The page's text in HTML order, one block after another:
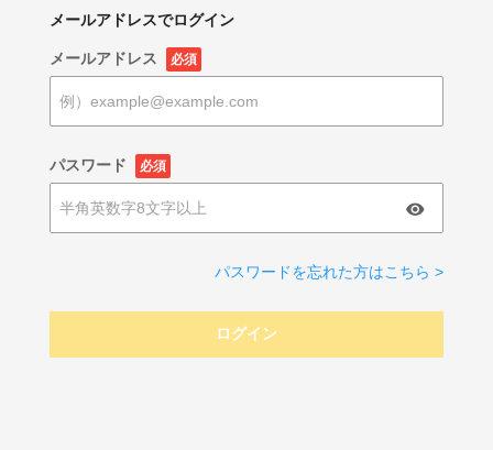
メールアドレスでログイン
メールアドレス 必須
パスワード 必須
パスワードを忘れた方はこちら >
ログイン